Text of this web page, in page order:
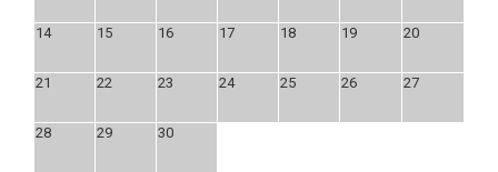
14 15 16 17 18 19 20
21 22 23 24 25 26 27
28 29 30